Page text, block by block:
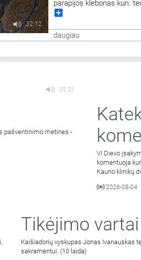
32:12
parapijos klebonas kun.
Karpavičius: „Malda ir jos
daugiau
35:31
pašventinimo metines -
VI Dievo
komentuoja
Kauno klinikų
2026-08-04
Tikėjimo vartai
Kaišiadorių vyskupas Jonas Ivanauskas
sakramentui. (10 laida)